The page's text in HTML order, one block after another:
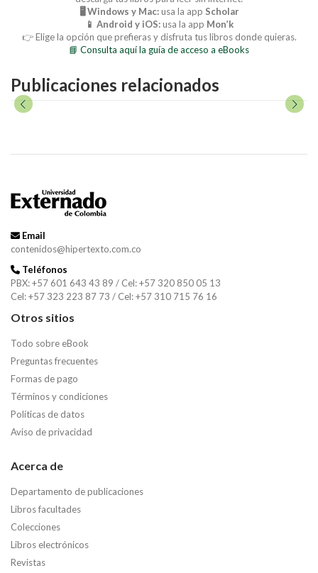
🖥️ Windows y Mac:usa la app Scholar
📱 Android y iOS:usa la app Mon’k
👉 Elige la opción que prefieras y disfruta tus libros donde quieras.
📘 Consulta aquí la guía de acceso a eBooks
Publicaciones relacionados
Email
contenidos@hipertexto.com.co
Teléfonos
PBX: +57 601 643 43 89 / Cel: +57 320 850 05 13
Cel: +57 323 223 87 73 / Cel: +57 310 715 76 16
Otros sitios
Todo sobre eBook
Preguntas frecuentes
Formas de pago
Términos y condiciones
Políticas de datos
Aviso de privacidad
Acerca de
Departamento de publicaciones
Libros facultades
Colecciones
Libros electrónicos
Revistas